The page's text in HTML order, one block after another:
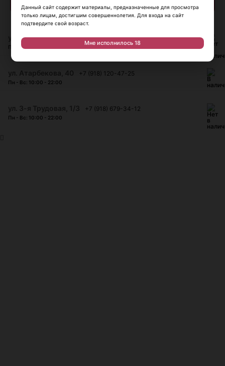
ул. Красноармейская, 45 +7 (918) 930-06-90
Пн - Вс: 10:00 - 22:00
+7 (918) 120-47-25
Пн - Вс: 10:00 - 22:00
+7 (918) 679-34-12
Пн - Вс: 10:00 - 22:00
Данный сайт содержит материалы, предназначенные для просмотра
только лицам, достигшим совершеннолетия. Для входа на сайт
подтвердите свой возраст.
Мне исполнилось 18